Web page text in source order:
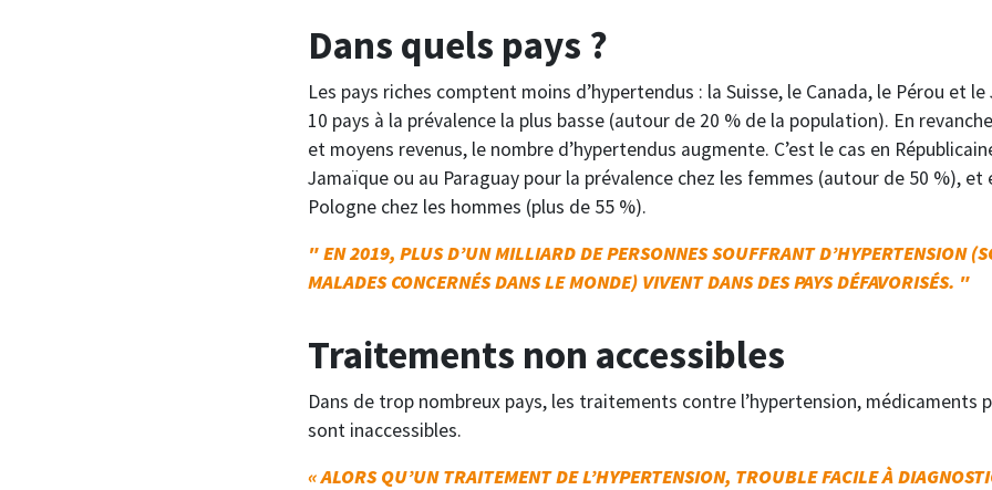
Dans quels pays ?
Les pays riches comptent moins d’hypertendus : la Suisse, le Canada, le Pérou et
10 pays à la prévalence la plus basse (autour de 20 % de la population). En
et moyens revenus, le nombre d’hypertendus augmente. C’est le cas en
Jamaïque ou au Paraguay pour la prévalence chez les femmes (autour de 50 %), et
Pologne chez les hommes (plus de 55 %).
" EN 2019, PLUS D’UN MILLIARD DE PERSONNES SOUFFRANT D’HYPERTENSION
MALADES CONCERNÉS DANS LE MONDE) VIVENT DANS DES PAYS DÉFAVORISÉS. "
Traitements non accessibles
Dans de trop nombreux pays, les traitements contre l’hypertension, médicaments
sont inaccessibles.
« ALORS QU’UN TRAITEMENT DE L’HYPERTENSION, TROUBLE FACILE À